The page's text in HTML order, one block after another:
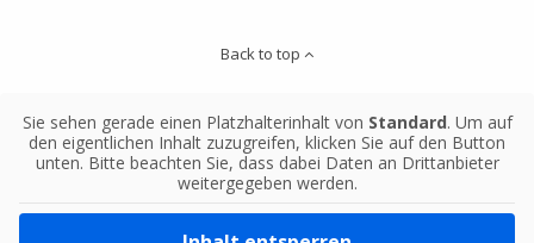
Back to top
Sie sehen gerade einen Platzhalterinhalt von Standard. Um auf
den eigentlichen Inhalt zuzugreifen, klicken Sie auf den Button
unten. Bitte beachten Sie, dass dabei Daten an Drittanbieter
weitergegeben werden.